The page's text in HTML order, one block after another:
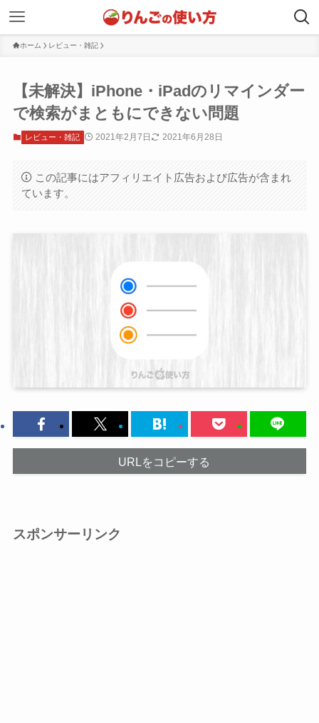
ホーム レビュー・雑記
【未解決】iPhone・iPadのリマインダー
で検索がまともにできない問題
レビュー・雑記 2021年2月7日 2021年6月28日
この記事にはアフィリエイト広告および広告が含まれ
ています。
URLをコピーする
スポンサーリンク